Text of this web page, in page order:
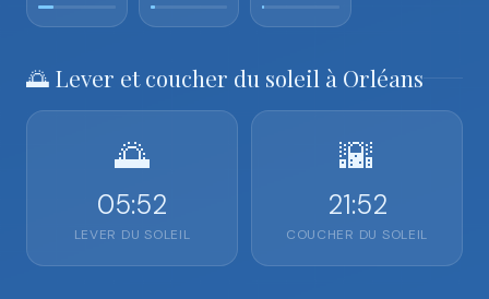
🌅 Lever et coucher du soleil à Orléans
🌅
05:52
LEVER DU SOLEIL
🌇
21:52
COUCHER DU SOLEIL